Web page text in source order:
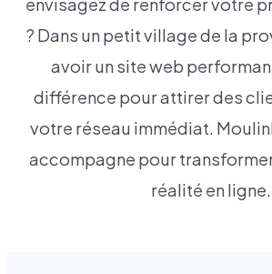
envisagez de renforcer votre
? Dans un petit village de la
avoir un site web
différence pour attirer des
votre réseau immédiat.
accompagne pour
réalité en ligne.